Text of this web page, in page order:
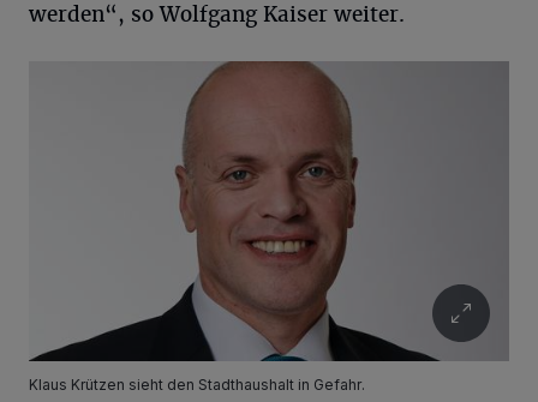
werden“, so Wolfgang Kaiser weiter.
Klaus Krützen sieht den Stadthaushalt in Gefahr.